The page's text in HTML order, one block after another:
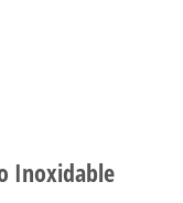
Inoxidable